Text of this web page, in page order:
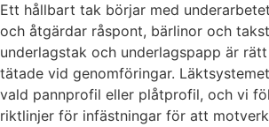
Ett hållbart tak börjar med
och åtgärdar råspont, bärlinor och
underlagstak och underlagspapp är
tätade vid genomföringar.
vald pannprofil eller plåtprofil, och vi
riktlinjer för infästningar för att